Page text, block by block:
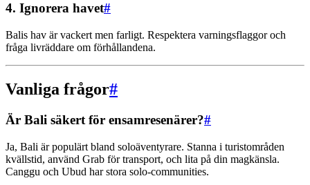
4. Ignorera havet#
Balis hav är vackert men farligt. Respektera varningsflaggor och
fråga livräddare om förhållandena.
Vanliga frågor#
Är Bali säkert för ensamresenärer?#
Ja, Bali är populärt bland soloäventyrare. Stanna i turistområden
kvällstid, använd Grab för transport, och lita på din magkänsla.
Canggu och Ubud har stora solo-communities.